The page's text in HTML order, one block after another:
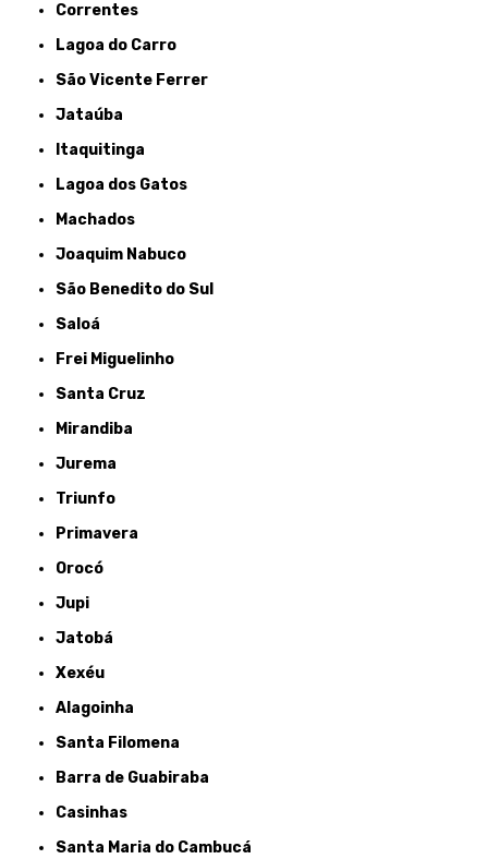
Correntes
Lagoa do Carro
São Vicente Ferrer
Jataúba
Itaquitinga
Lagoa dos Gatos
Machados
Joaquim Nabuco
São Benedito do Sul
Saloá
Frei Miguelinho
Santa Cruz
Mirandiba
Jurema
Triunfo
Primavera
Orocó
Jupi
Jatobá
Xexéu
Alagoinha
Santa Filomena
Barra de Guabiraba
Casinhas
Santa Maria do Cambucá